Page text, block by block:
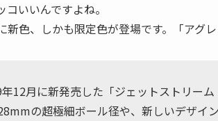
コいいんですよね。
新色、しかも限定色が登場です。「アグ
12月に新発売した「ジェットストリー
の超極細ボール径や、新しいデザイ